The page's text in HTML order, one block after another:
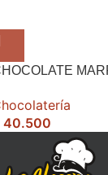
40.500